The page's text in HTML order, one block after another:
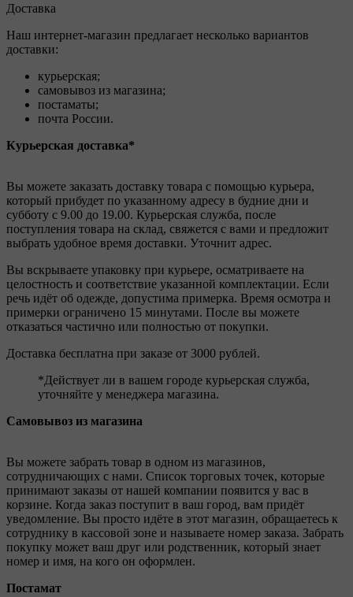
Доставка
Наш интернет-магазин предлагает несколько вариантов
доставки:
курьерская;
самовывоз из магазина;
постаматы;
почта России.
Курьерская доставка*
Вы можете заказать доставку товара с помощью курьера,
который прибудет по указанному адресу в будние дни и
субботу с 9.00 до 19.00. Курьерская служба, после
поступления товара на склад, свяжется с вами и предложит
выбрать удобное время доставки. Уточнит адрес.
Вы вскрываете упаковку при курьере, осматриваете на
целостность и соответствие указанной комплектации. Если
речь идёт об одежде, допустима примерка. Время осмотра и
примерки ограничено 15 минутами. После вы можете
отказаться частично или полностью от покупки.
Доставка бесплатна при заказе от 3000 рублей.
*Действует ли в вашем городе курьерская служба,
уточняйте у менеджера магазина.
Самовывоз из магазина
Вы можете забрать товар в одном из магазинов,
сотрудничающих с нами. Список торговых точек, которые
принимают заказы от нашей компании появится у вас в
корзине. Когда заказ поступит в ваш город, вам придёт
уведомление. Вы просто идёте в этот магазин, обращаетесь к
сотруднику в кассовой зоне и называете номер заказа. Забрать
покупку может ваш друг или родственник, который знает
номер и имя, на кого он оформлен.
Постамат